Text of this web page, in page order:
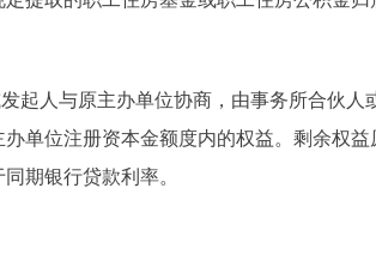
人与原主办单位协商，由事务所合伙人
单位注册资本金额度内的权益。剩余权益
期银行贷款利率。